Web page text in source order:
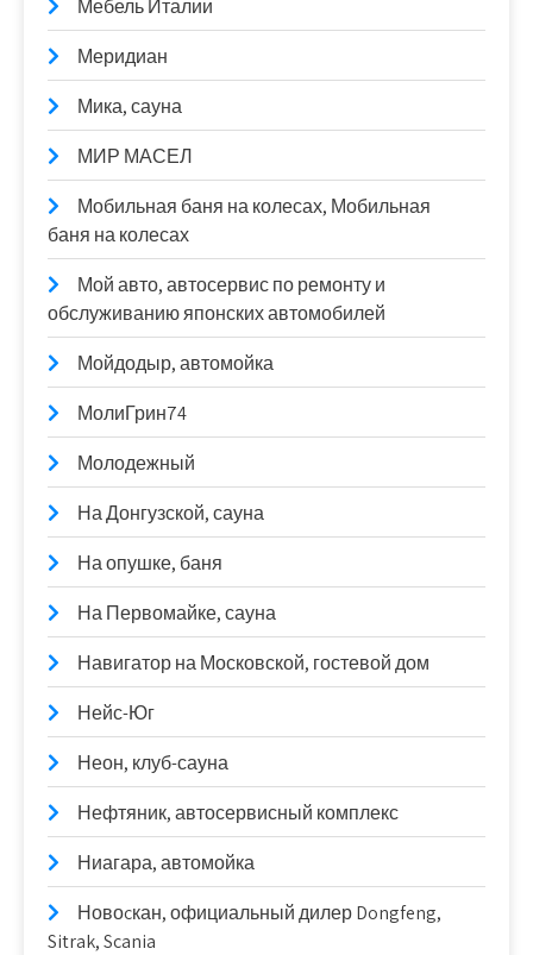
Мебель Италии
Меридиан
Мика, сауна
МИР МАСЕЛ
Мобильная баня на колесах, Мобильная
баня на колесах
Мой авто, автосервис по ремонту и
обслуживанию японских автомобилей
Мойдодыр, автомойка
МолиГрин74
Молодежный
На Донгузской, сауна
На опушке, баня
На Первомайке, сауна
Навигатор на Московской, гостевой дом
Нейс-Юг
Неон, клуб-сауна
Нефтяник, автосервисный комплекс
Ниагара, автомойка
Новоcкан, официальный дилер Dongfeng,
Sitrak, Scania